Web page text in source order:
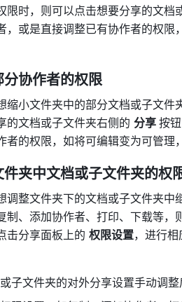
限时，则可以点击想要分享的文档
，或是直接调整已有协作者的权
分协作者的权限
缩小文件夹中的部分文档或子文
的文档或子文件夹右侧的 分享 按
者的权限，如将可编辑变为可管理
件夹中文档或子文件夹的权
调整文件夹下的文档或子文件夹
制、添加协作者、打印、下载等
击分享面板上的 权限设置，进行相
子文件夹的对外分享设置手动调整